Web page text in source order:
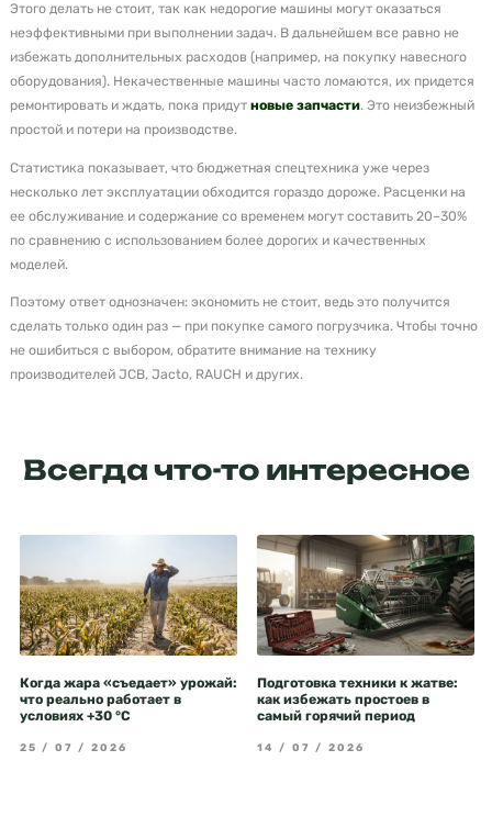
Этого делать не стоит, так как недорогие машины могут оказаться
неэффективными при выполнении задач. В дальнейшем все равно не
избежать дополнительных расходов (например, на покупку навесного
оборудования). Некачественные машины часто ломаются, их придется
ремонтировать и ждать, пока придут новые запчасти. Это неизбежный
простой и потери на производстве.
Статистика показывает, что бюджетная спецтехника уже через
несколько лет эксплуатации обходится гораздо дороже. Расценки на
ее обслуживание и содержание со временем могут составить 20–30%
по сравнению с использованием более дорогих и качественных
моделей.
Поэтому ответ однозначен: экономить не стоит, ведь это получится
сделать только один раз — при покупке самого погрузчика. Чтобы точно
не ошибиться с выбором, обратите внимание на технику
производителей JCB, Jacto, RAUCH и других.
Всегда что-то интересное
Когда жара «съедает» урожай:
что реально работает в
условиях +30 °C
25 / 07 / 2026
Подготовка техники к жатве:
как избежать простоев в
самый горячий период
14 / 07 / 2026